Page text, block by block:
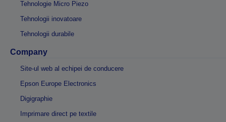
Tehnologie Micro Piezo
Tehnologii inovatoare
Tehnologii durabile
Company
Site-ul web al echipei de conducere
Epson Europe Electronics
Digigraphie
Imprimare direct pe textile